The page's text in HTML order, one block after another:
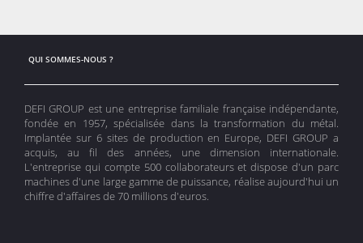
QUI SOMMES-NOUS ?
DEFI GROUP est une entreprise familiale française indépendante,
fondée en 1957, spécialisée dans la transformation du métal.
Implantée sur 6 sites de production en Europe, DEFI GROUPa
acquis, au fil des années, une dimension internationale.
L'entreprise qui compte 500 collaborateurs et dispose d'un parc
machines d'une large gamme de puissance, réalise aujourd'hui un
chiffre d'affaires de 70 millions d'euros.